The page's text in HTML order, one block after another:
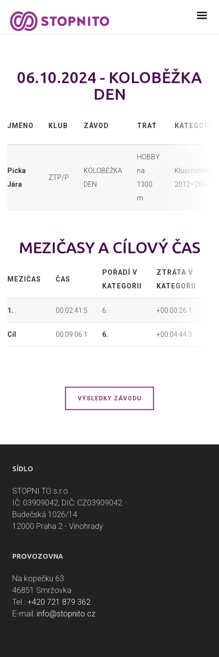
06.10.2024 - KOLOBĚŽKA
DEN
JMÉNO KLUB ZÁVOD TRAŤ KATEGORIE
Picka
Jára
ZTP/P
KOLOBĚŽKA
DEN
HOBBY
na
1300
m
Kluci ročník
2012–2014
MEZIČASY A CÍLOVÝ ČAS
MEZIČAS ČAS
POŘADÍ V
KATEGORII
ZTRÁTA V
KATEGORII
1. 00:02:41.5 6. +00:00:26.1
Cíl 00:09:06.1 6. +00:04:44.3
VÝSLEDKY ZÁVODU
SÍDLO
STOPNI TO s.r.o.
IČ: 03909042, DIČ: CZ03909042
Budečská 1026/14
12000 Praha 2 - Vinohrady
PROVOZOVNA
Na kopečku 63
46851 Smržovka
Tel.: +420 721 879 362
E-mail: info@stopnito.cz